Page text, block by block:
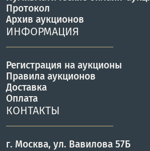
Протокол
Архив аукционов
ИНФОРМАЦИЯ
Регистрация на аукционы
Правила аукционов
Доставка
Оплата
КОНТАКТЫ
г. Москва, ул. Вавилова 57Б